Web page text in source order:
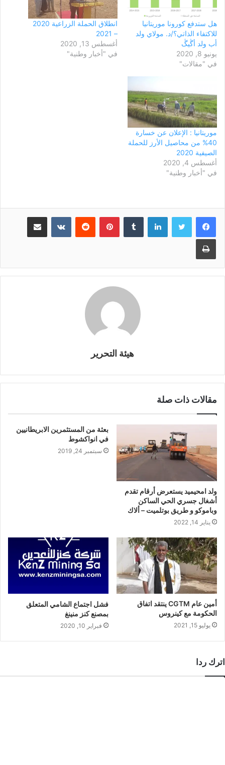
هل ستدفع كورونا موريتانيا
للاكتفاء الذاتي؟/د. مولاي ولد
أب ولد أڴيڴ
يونيو 8, 2020
في "مقالات"
انطلاق الحملة الزراعية 2020
– 2021
أغسطس 13, 2020
في "أخبار وطنية"
موريتانيا : الإعلان عن خسارة
40% من محاصيل الأرز للحملة
الصيفية 2020
أغسطس 4, 2020
في "أخبار وطنية"
لينكدإن بينتيريست مشاركة عبر البريد
طباعة
هيئة التحرير
مقالات ذات صلة
ولد امحيميد يستعرض أرقام تقدم
أشغال جسري الحي الساكن
وباموكو و طريق بوتلميت – ألاك
يناير 14, 2022
بعثة من المستثمرين الابريطانيين
في انواكشوط
سبتمبر 24, 2019
أمين عام CGTM ينتقد اتفاق
الحكومة مع كينروس
يوليو 15, 2021
فشل اجتماع الشامي المتعلق
بمصنع كنز منينغ
فبراير 10, 2020
اترك ردا